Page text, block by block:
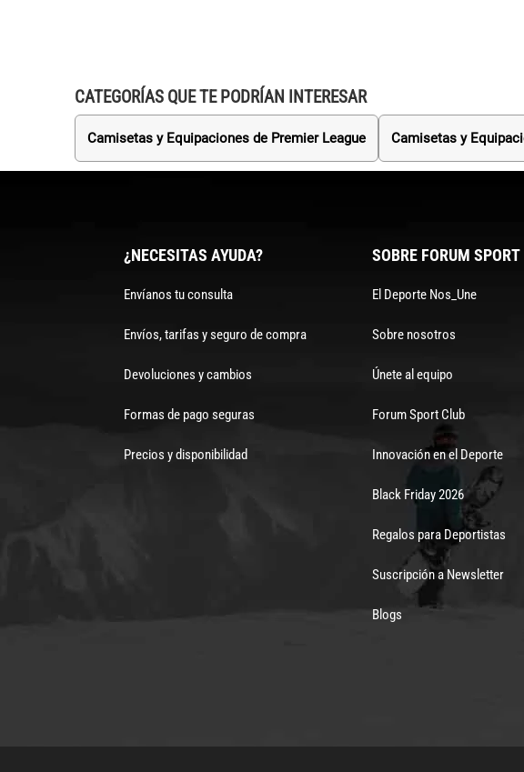
CATEGORÍAS QUE TE PODRÍAN INTERESAR
Camisetas y Equipaciones de Premier League Camisetas y
¿NECESITAS AYUDA?
Envíanos tu consulta
Envíos, tarifas y seguro de compra
Devoluciones y cambios
Formas de pago seguras
Precios y disponibilidad
SOBRE FORUM SPORT
El Deporte Nos_Une
Sobre nosotros
Únete al equipo
Forum Sport Club
Innovación en el Deporte
Black Friday 2026
Regalos para Deportistas
Suscripción a Newsletter
Blogs